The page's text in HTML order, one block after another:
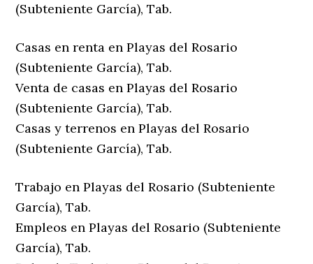
(Subteniente García), Tab.
Casas en renta en Playas del Rosario
(Subteniente García), Tab.
Venta de casas en Playas del Rosario
(Subteniente García), Tab.
Casas y terrenos en Playas del Rosario
(Subteniente García), Tab.
Trabajo en Playas del Rosario (Subteniente
García), Tab.
Empleos en Playas del Rosario (Subteniente
García), Tab.